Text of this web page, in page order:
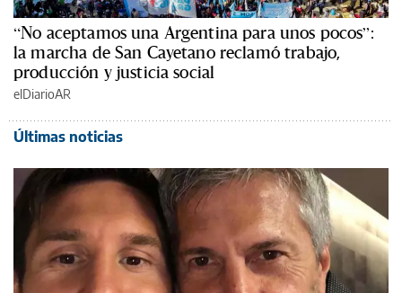
“No aceptamos una Argentina para unos pocos”:
la marcha de San Cayetano reclamó trabajo,
producción y justicia social
elDiarioAR
Últimas noticias